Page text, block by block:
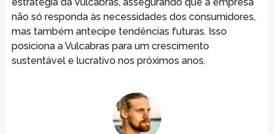
não só responda às necessidades dos consumidores,
mas também antecipe tendências futuras. Isso
posiciona a Vulcabras para um crescimento
sustentável e lucrativo nos próximos anos.